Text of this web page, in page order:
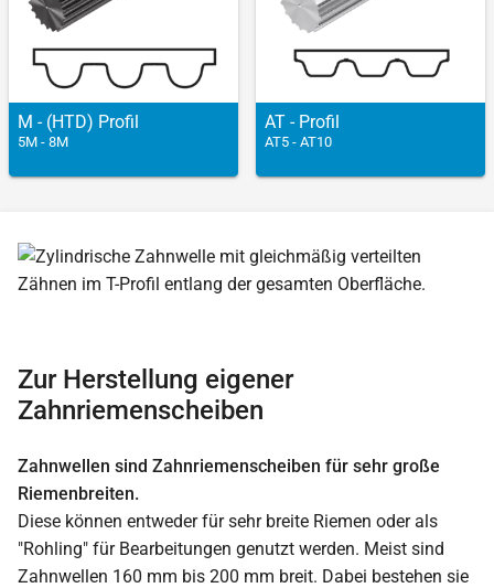
M - (HTD) Profil
5M - 8M
AT - Profil
AT5 - AT10
Zur Herstellung eigener
Zahnriemenscheiben
Zahnwellen sind Zahnriemenscheiben für sehr große
Riemenbreiten.
Diese können entweder für sehr breite Riemen oder als
"Rohling" für Bearbeitungen genutzt werden. Meist sind
Zahnwellen 160 mm bis 200 mm breit. Dabei bestehen sie